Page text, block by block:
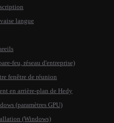
langue
feu, réseau d'entreprise)
fenêtre de réunion
en arrière-plan de Hedy
(paramètres GPU)
(Windows)